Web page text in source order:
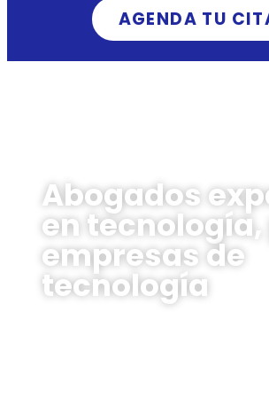
AGENDA TU
Abogados
en
empresas de
tecnología